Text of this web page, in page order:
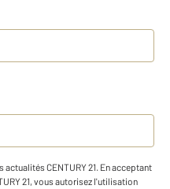
CENTURY 21. En acceptant
21, vous autorisez l'utilisation